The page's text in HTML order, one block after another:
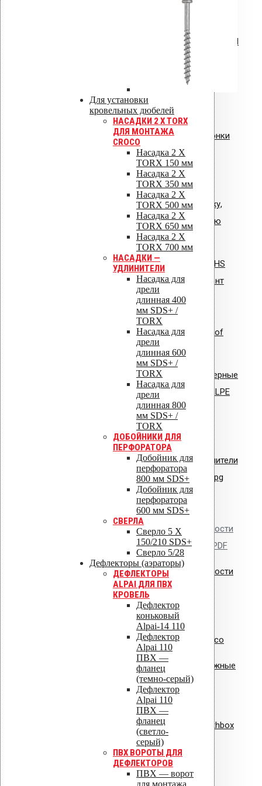
Для установки
кровельных дюбелей
НАСАДКИ 2 X TORX
ДЛЯ МОНТАЖА
CROCO
Насадка 2 X
TORX 150 мм
Насадка 2 X
TORX 350 мм
Насадка 2 X
TORX 500 мм
Насадка 2 X
TORX 650 мм
Насадка 2 X
TORX 700 мм
НАСАДКИ —
УДЛИНИТЕЛИ
Насадка для
дрели
длинная 400
мм SDS+ /
TORX
Насадка для
дрели
длинная 600
мм SDS+ /
TORX
Насадка для
дрели
длинная 800
мм SDS+ /
TORX
ДОБОЙНИКИ ДЛЯ
ПЕРФОРАТОРА
Добойник для
перфоратора
800 мм SDS+
Добойник для
перфоратора
600 мм SDS+
СВЕРЛА
Сверло 5 X
150/210 SDS+
Сверло 5/28
Дефлекторы (аэраторы)
ДЕФЛЕКТОРЫ
ALPAI ДЛЯ ПВХ
КРОВЕЛЬ
Дефлектор
коньковый
Alpai-14 110
Дефлектор
Alpai 110
ПВХ —
фланец
(темно-серый)
Дефлектор
Alpai 110
ПВХ —
фланец
(светло-
серый)
ПВХ ВОРОТЫ ДЛЯ
ДЕФЛЕКТОРОВ
ПВХ — ворот
для монтажа
Инструкция по монтажу VILPE RoofSeal
Инструкция: Vilpe Velco плиточный
Инструкция: водосточные воронки
Vilpe AM
Общая инструкция по монтажу,
эксплуатации и обслуживанию
VIPLE.pdf
Инструкция по монтажу: Vilpe HS
Huopa/State проходной элемент
Инструкция по монтажу: Uniroof
кровельный люк
Сертификат соответствия: полимерные
стояки и водостоки системы VILPE
Сертификат соответствия:
вентиляторы типа VILPE.pdf
Сертификат соответствия: уплотнители
кровельные из EPDM резины.jpg
Сертификат пожарной безопасности
на изделия из полипропилена.PDF
Сертификат пожарной безопасности
на уплотнители из резины
Сертификат соответствия Croco
Сертификат соответствия: крепежные
элементы
Сертификат соответствия:
вентиляционная установка Healthbox
ISO 9001